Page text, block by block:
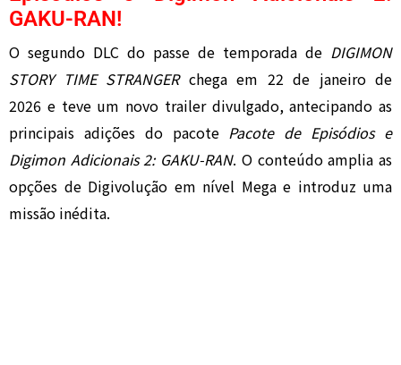
GAKU-RAN!
O segundo DLC do passe de temporada de DIGIMON
STORY TIME STRANGERchega em 22 de janeiro de
2026 e teve um novo trailer divulgado, antecipando as
principais adições do pacote Pacote de Episódios e
Digimon Adicionais 2: GAKU-RAN. O conteúdo amplia as
opções de Digivolução em nível Mega e introduz uma
missão inédita.